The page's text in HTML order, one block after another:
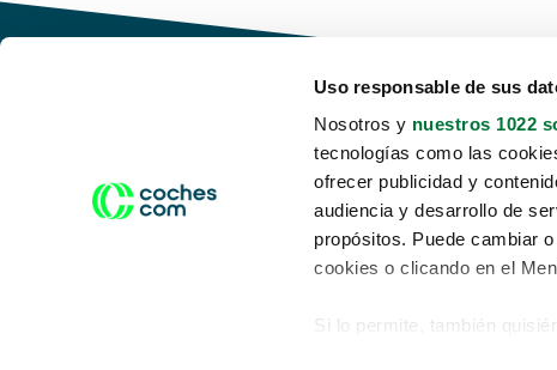
Uso responsable de sus
Nosotros y nuestros 1022
tecnologías como las
ofrecer publicidad y
audiencia y desarrollo de
propósitos. Puede cambiar
cookies o clicando en el
Si lo permite, también
Conduce tu futuro,
desata tu movilidad